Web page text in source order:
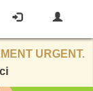
URGENT.